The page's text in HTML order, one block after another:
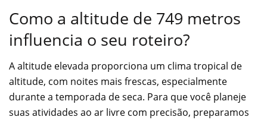
Como a altitude de 749 metros
influencia o seu roteiro?
A altitude elevada proporciona um clima tropical de
altitude, com noites mais frescas, especialmente
durante a temporada de seca. Para que você planeje
suas atividades ao ar livre com precisão, preparamos